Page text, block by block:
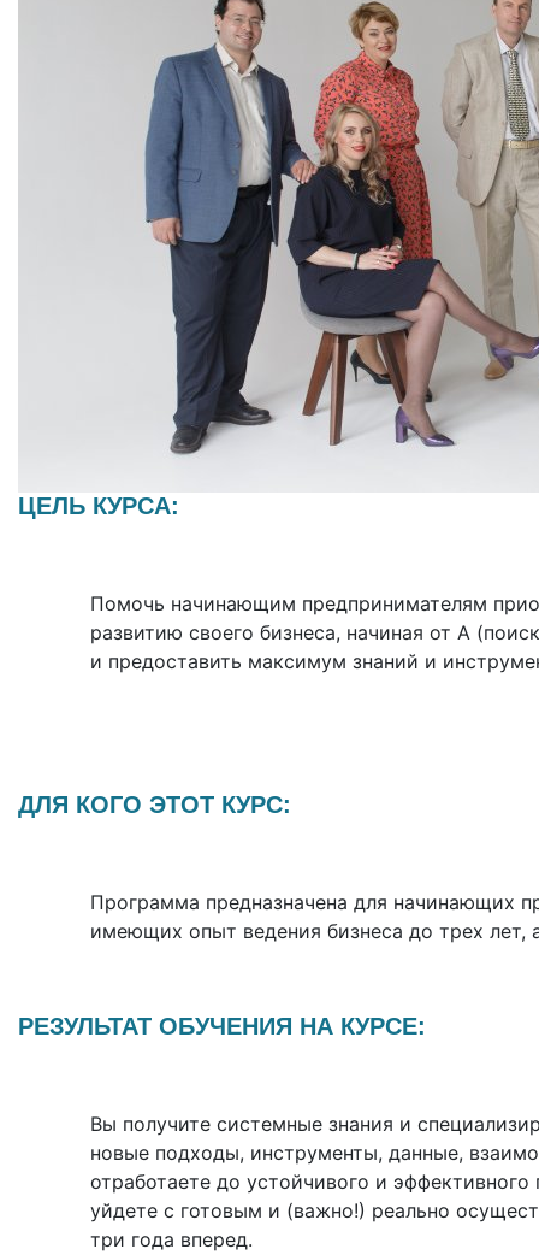
ЦЕЛЬ КУРСА:
Помочь начинающим предпринимателям
развитию своего бизнеса, начиная от А
и предоставить максимум знаний и
ДЛЯ КОГО ЭТОТ КУРС:
Программа предназначена для начинающих
имеющих опыт ведения бизнеса до трех лет,
РЕЗУЛЬТАТ ОБУЧЕНИЯ НА КУРСЕ:
Вы получите системные знания и
новые подходы, инструменты, данные,
отработаете до устойчивого и
уйдете с готовым и (важно!) реально
три года вперед.